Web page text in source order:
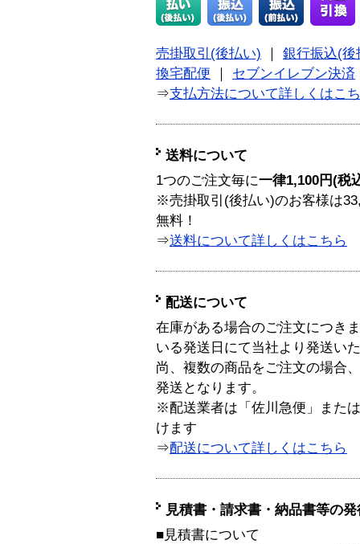
売掛取引(後払い)
銀行振込(後
換宅配便
セブンイレブン決済
⇒支払方法について詳しくはこ
送料について
1つのご注文毎に一律1,100円(税
※売掛取引(後払い)のお客様は
無料！
⇒送料について詳しくはこちら
配送について
在庫がある場合のご注文につき
いる発送日にて当社より発送い
尚、複数の商品をご注文の場合
発送となります。
※配送業者は「佐川急便」また
けます
⇒配送について詳しくはこちら
見積書・請求書・納品書等の
■見積書について